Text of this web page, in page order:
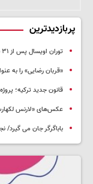
پربازدیدترین
توران اویسال پس از ۳۱ سال زندان آزاد شد
«قربان رضایی» را به
قانون جدید ترکیه؛
عکس‌های «لارنس
باباگرگر جان می گیرد/